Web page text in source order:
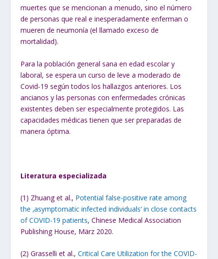
muertes que se mencionan a menudo, sino el número
de personas que real e inesperadamente enferman o
mueren de neumonía (el llamado exceso de
mortalidad).
Para la población general sana en edad escolar y
laboral, se espera un curso de leve a moderado de
Covid-19 según todos los hallazgos anteriores. Los
ancianos y las personas con enfermedades crónicas
existentes deben ser especialmente protegidos. Las
capacidades médicas tienen que ser preparadas de
manera óptima.
Literatura especializada
(1) Zhuang et al., Potential false-positive rate among
the ‚asymptomatic infected individuals‘ in close contacts
of COVID-19 patients, Chinese Medical Association
Publishing House, März 2020.
(2) Grasselli et al.,Critical Care Utilization for the COVID-